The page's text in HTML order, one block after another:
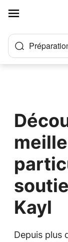
Kayl
Depuis plus